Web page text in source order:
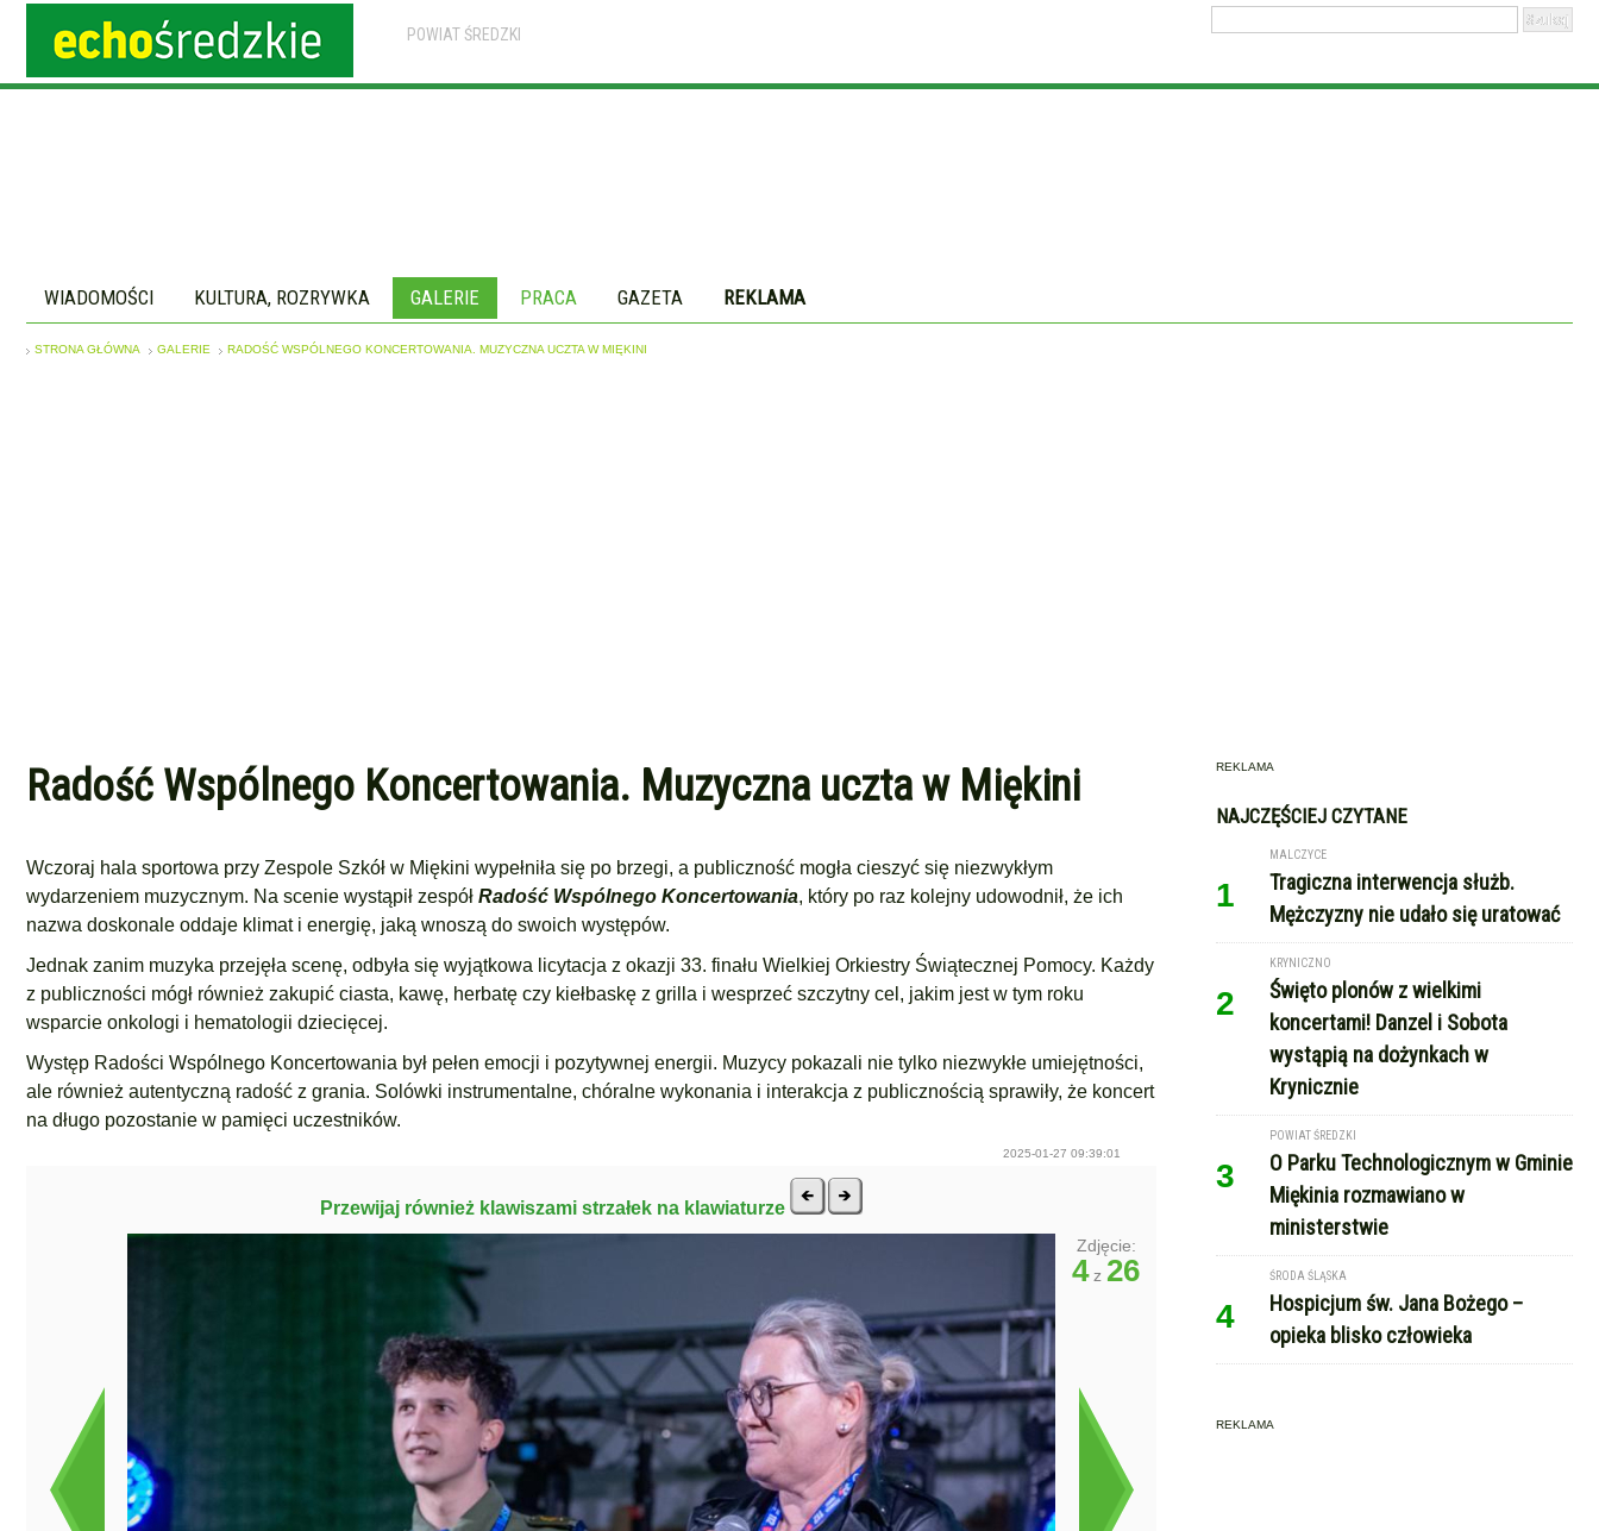
POWIAT ŚREDZKI
WIADOMOŚCI KULTURA, ROZRYWKA GALERIE PRACA GAZETA REKLAMA
STRONA GŁÓWNA GALERIE RADOŚĆ WSPÓLNEGO KONCERTOWANIA. MUZYCZNA UCZTA W MIĘKINI
Radość Wspólnego Koncertowania. Muzyczna uczta w Miękini
Wczoraj hala sportowa przy Zespole Szkół w Miękini wypełniła się po brzegi, a publiczność mogła cieszyć się niezwykłym
wydarzeniem muzycznym. Na scenie wystąpił zespół Radość Wspólnego Koncertowania, który po raz kolejny udowodnił, że ich
nazwa doskonale oddaje klimat i energię, jaką wnoszą do swoich występów.
Jednak zanim muzyka przejęła scenę, odbyła się wyjątkowa licytacja z okazji 33. finału Wielkiej Orkiestry Świątecznej Pomocy. Każdy
z publiczności mógł również zakupić ciasta, kawę, herbatę czy kiełbaskę z grilla i wesprzeć szczytny cel, jakim jest w tym roku
wsparcie onkologi i hematologii dziecięcej.
Występ Radości Wspólnego Koncertowania był pełen emocji i pozytywnej energii. Muzycy pokazali nie tylko niezwykłe umiejętności,
ale również autentyczną radość z grania. Solówki instrumentalne, chóralne wykonania i interakcja z publicznością sprawiły, że koncert
na długo pozostanie w pamięci uczestników.
2025-01-27 09:39:01
Przewijaj również klawiszami strzałek na klawiaturze
Zdjęcie:
4z 26
REKLAMA
NAJCZĘŚCIEJ CZYTANE
1
MALCZYCE
Tragiczna interwencja służb.
Mężczyzny nie udało się uratować
2
KRYNICZNO
Święto plonów z wielkimi
koncertami! Danzel i Sobota
wystąpią na dożynkach w
Krynicznie
3
POWIAT ŚREDZKI
O Parku Technologicznym w Gminie
Miękinia rozmawiano w
ministerstwie
4
ŚRODA ŚLĄSKA
Hospicjum św. Jana Bożego –
opieka blisko człowieka
REKLAMA